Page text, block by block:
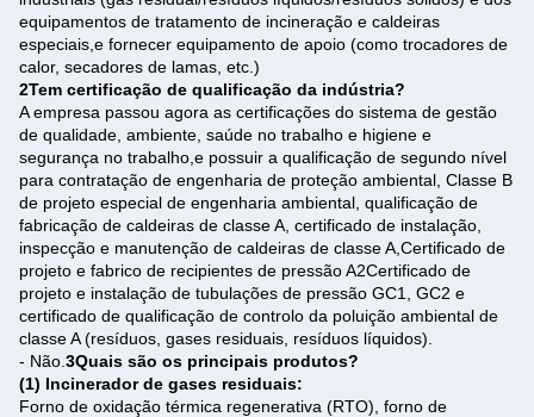
equipamentos de tratamento de incineração e caldeiras
especiais,e fornecer equipamento de apoio (como trocadores de
calor, secadores de lamas, etc.)
2Tem certificação de qualificação da indústria?
A empresa passou agora as certificações do sistema de gestão
de qualidade, ambiente, saúde no trabalho e higiene e
segurança no trabalho,e possuir a qualificação de segundo nível
para contratação de engenharia de proteção ambiental, Classe B
de projeto especial de engenharia ambiental, qualificação de
fabricação de caldeiras de classe A, certificado de instalação,
inspecção e manutenção de caldeiras de classe A,Certificado de
projeto e fabrico de recipientes de pressão A2Certificado de
projeto e instalação de tubulações de pressão GC1, GC2 e
certificado de qualificação de controlo da poluição ambiental de
classe A (resíduos, gases residuais, resíduos líquidos).
- Não. 3Quais são os principais produtos?
(1) Incinerador de gases residuais:
Forno de oxidação térmica regenerativa (RTO), forno de